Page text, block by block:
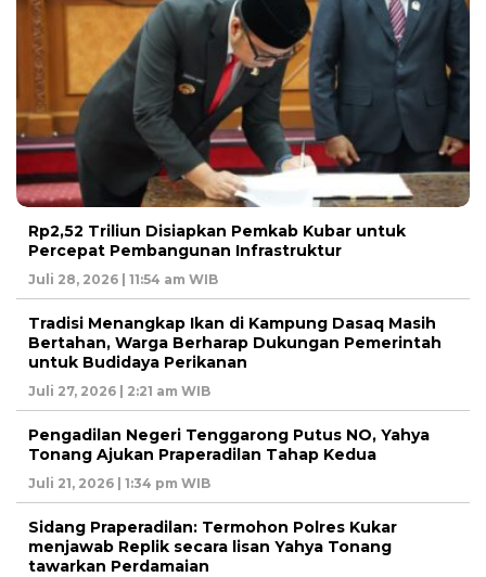
Rp2,52 Triliun Disiapkan Pemkab Kubar untuk
Percepat Pembangunan Infrastruktur
Juli 28, 2026 | 11:54 am WIB
Tradisi Menangkap Ikan di Kampung Dasaq Masih
Bertahan, Warga Berharap Dukungan Pemerintah
untuk Budidaya Perikanan
Juli 27, 2026 | 2:21 am WIB
Pengadilan Negeri Tenggarong Putus NO, Yahya
Tonang Ajukan Praperadilan Tahap Kedua
Juli 21, 2026 | 1:34 pm WIB
Sidang Praperadilan: Termohon Polres Kukar
menjawab Replik secara lisan Yahya Tonang
tawarkan Perdamaian